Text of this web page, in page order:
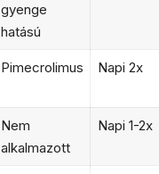
gyenge
hatású
Pimecrolimus Napi 2x
Nem
alkalmazott
Napi 1-2x